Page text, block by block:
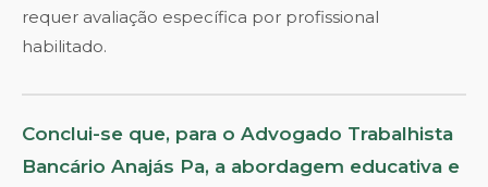
requer avaliação específica por profissional
habilitado.
Conclui-se que, para o Advogado Trabalhista
Bancário Anajás Pa, a abordagem educativa e